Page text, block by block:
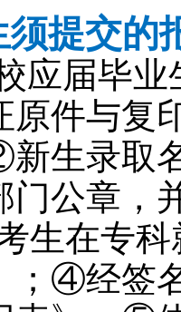
须提交的
应届毕
件与复
生录取
门公章，
生在专
；④经签